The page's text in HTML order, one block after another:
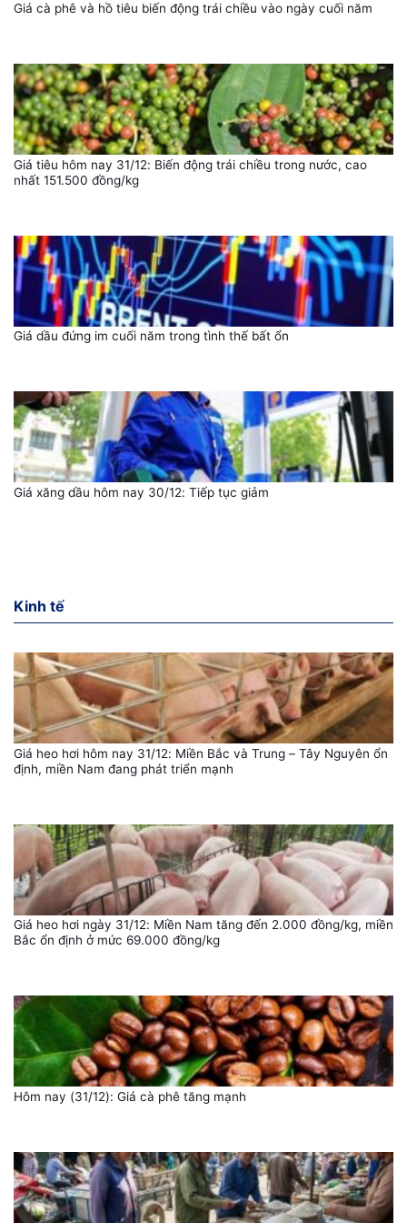
Giá cà phê và hồ tiêu biến động trái chiều vào ngày cuối năm
Giá tiêu hôm nay 31/12: Biến động trái chiều trong nước, cao
nhất 151.500 đồng/kg
Giá dầu đứng im cuối năm trong tình thế bất ổn
Giá xăng dầu hôm nay 30/12: Tiếp tục giảm
Kinh tế
Giá heo hơi hôm nay 31/12: Miền Bắc và Trung – Tây Nguyên ổn
định, miền Nam đang phát triển mạnh
Giá heo hơi ngày 31/12: Miền Nam tăng đến 2.000 đồng/kg, miền
Bắc ổn định ở mức 69.000 đồng/kg
Hôm nay (31/12): Giá cà phê tăng mạnh